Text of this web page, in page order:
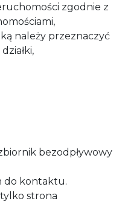
zgodnie z
należy przeznaczyć
bezodpływowy
do kontaktu.
strona